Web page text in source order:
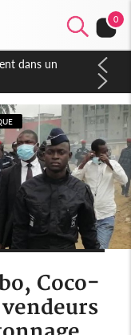
0
nationale
Coco-